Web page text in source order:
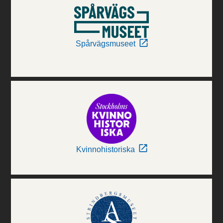
Spårvägsmuseet
Kvinnohistoriska